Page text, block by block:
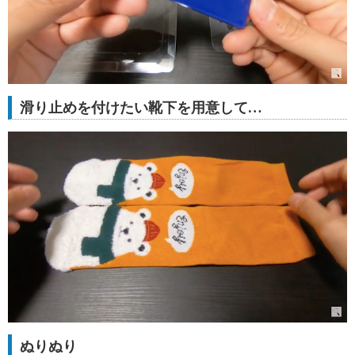
滑り止めを付けたい靴下を用意して…
ぬりぬり